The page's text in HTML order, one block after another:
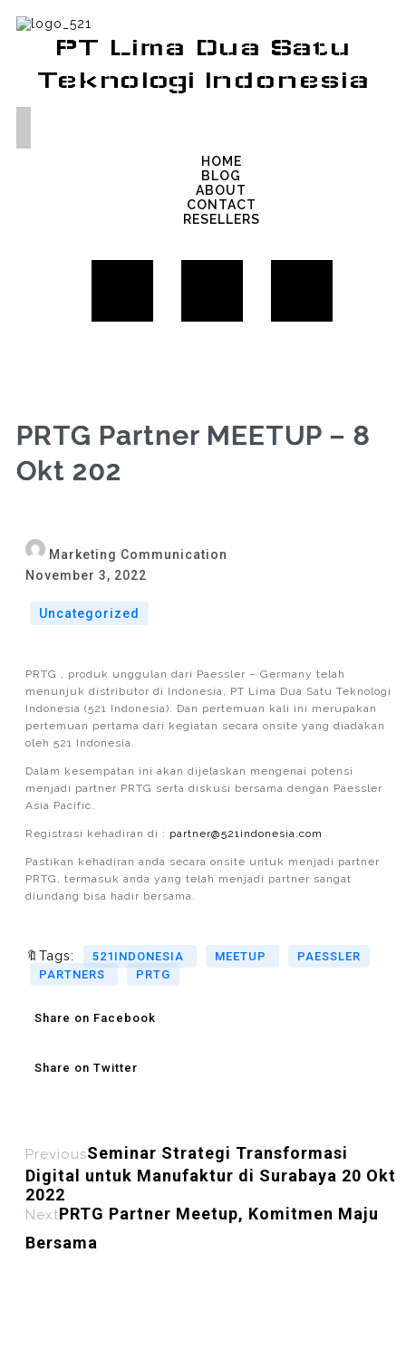
PT Lima Dua Satu
Teknologi Indonesia
HOME
BLOG
ABOUT
CONTACT
RESELLERS
PRTG Partner MEETUP – 8
Okt 202
Marketing Communication
November 3, 2022
Uncategorized
PRTG , produk unggulan dari Paessler – Germany telah
menunjuk distributor di Indonesia, PT Lima Dua Satu Teknologi
Indonesia (521 Indonesia). Dan pertemuan kali ini merupakan
pertemuan pertama dari kegiatan secara onsite yang diadakan
oleh 521 Indonesia.
Dalam kesempatan ini akan dijelaskan mengenai potensi
menjadi partner PRTG serta diskusi bersama dengan Paessler
Asia Pacific.
Registrasi kehadiran di : partner@521indonesia.com
Pastikan kehadiran anda secara onsite untuk menjadi partner
PRTG, termasuk anda yang telah menjadi partner sangat
diundang bisa hadir bersama.
🔖Tags: 521INDONESIA MEETUP
PAESSLER
PARTNERS
PRTG
Share on Facebook
Share on Twitter
PreviousSeminar Strategi Transformasi
Digital untuk Manufaktur di Surabaya 20 Okt
2022
NextPRTG Partner Meetup, Komitmen Maju
Bersama